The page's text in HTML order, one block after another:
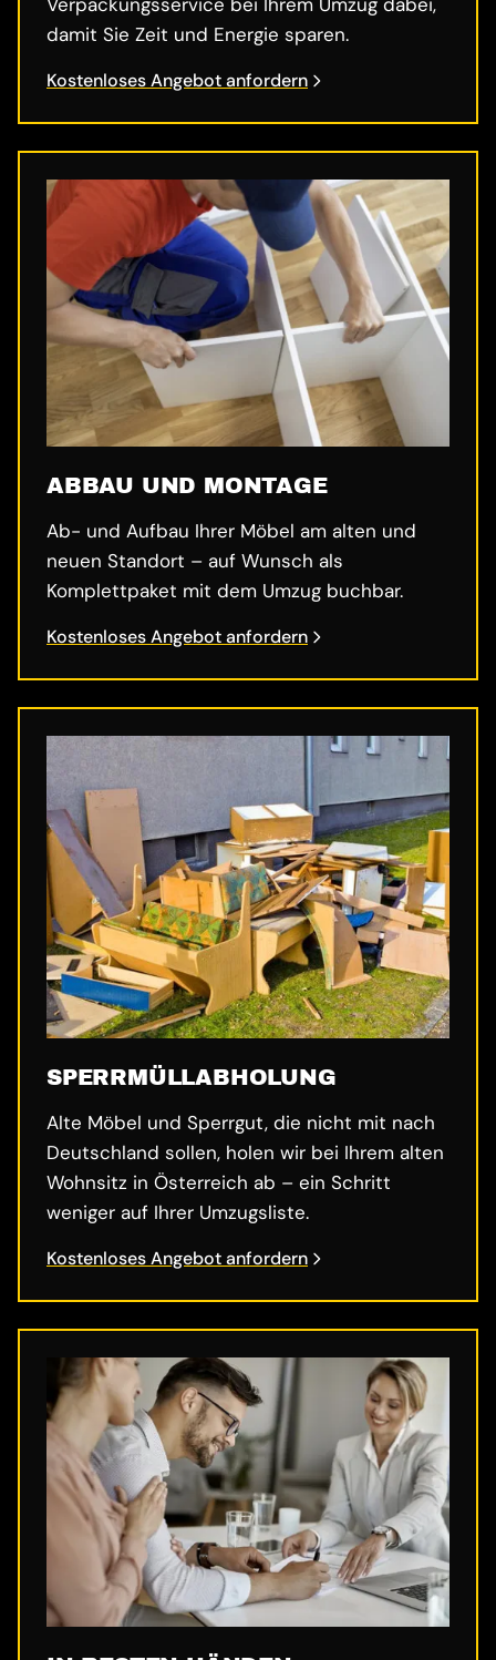
damit Sie Zeit und Energie sparen.
Kostenloses Angebot anfordern
ABBAU UND MONTAGE
Ab- und Aufbau Ihrer Möbel am alten und
neuen Standort – auf Wunsch als
Komplettpaket mit dem Umzug buchbar.
Kostenloses Angebot anfordern
SPERRMÜLL­ABHOLUNG
Alte Möbel und Sperrgut, die nicht mit nach
Deutschland sollen, holen wir bei Ihrem alten
Wohnsitz in Österreich ab – ein Schritt
weniger auf Ihrer Umzugsliste.
Kostenloses Angebot anfordern